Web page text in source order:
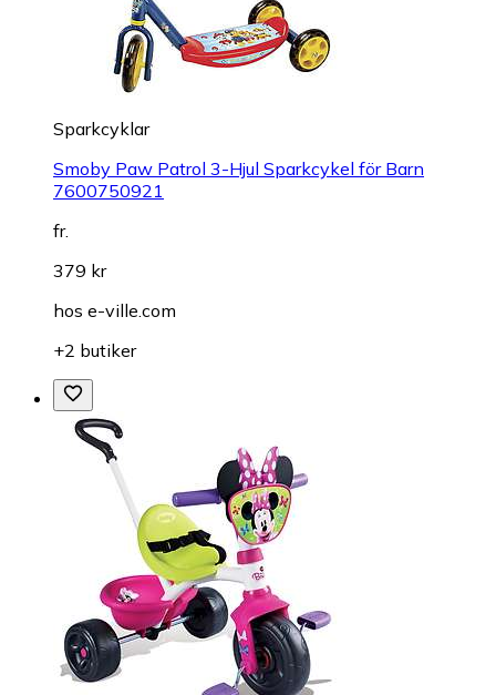
Sparkcyklar
Smoby Paw Patrol 3-Hjul Sparkcykel för Barn
7600750921
fr.
379 kr
hos e-ville.com
+2 butiker